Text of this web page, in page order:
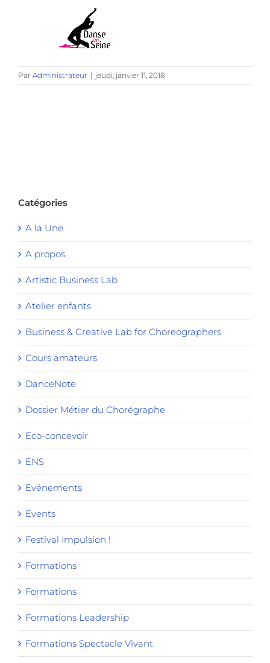
Par Administrateur | jeudi, janvier 11, 2018
Catégories
A la Une
A propos
Artistic Business Lab
Atelier enfants
Business & Creative Lab for Choreographers
Cours amateurs
DanceNote
Dossier Métier du Chorégraphe
Eco-concevoir
ENS
Evénements
Events
Festival Impulsion !
Formations
Formations
Formations Leadership
Formations Spectacle Vivant